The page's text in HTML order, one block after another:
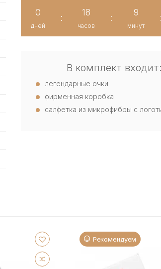
0
дней
:
18
часов
:
9
минут
:
В комплект входит:
легендарные очки
фирменная коробка
салфетка из микрофибры с
Рекомендуем